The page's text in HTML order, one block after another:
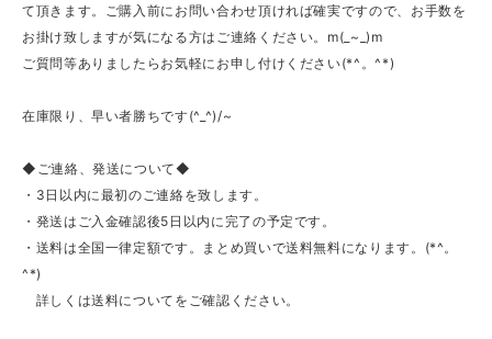
て頂きます。ご購入前にお問い合わせ頂ければ確実ですので、お手数を
お掛け致しますが気になる方はご連絡ください。m(_~_)m
ご質問等ありましたらお気軽にお申し付けください(*^。^*)
在庫限り、早い者勝ちです(^_^)/~
◆ご連絡、発送について◆
・3日以内に最初のご連絡を致します。
・発送はご入金確認後5日以内に完了の予定です。
・送料は全国一律定額です。まとめ買いで送料無料になります。(*^。
^*)
詳しくは送料についてをご確認ください。